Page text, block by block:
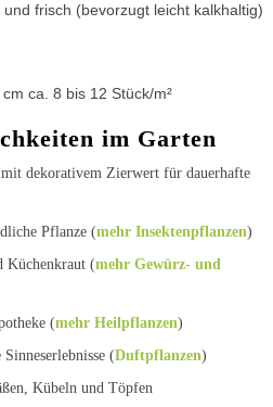
frisch (bevorzugt leicht kalkhaltig)
ca. 8 bis 12 Stück/m²
im Garten
dekorativem Zierwert für dauerhafte
Pflanze (mehr Insektenpflanzen)
Küchenkraut (mehr Gewürz- und
(mehr Heilpflanzen)
(Duftpflanzen)
Kübeln und Töpfen